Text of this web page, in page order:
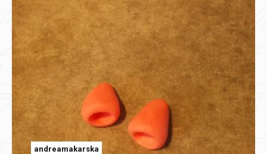
andreamakarska